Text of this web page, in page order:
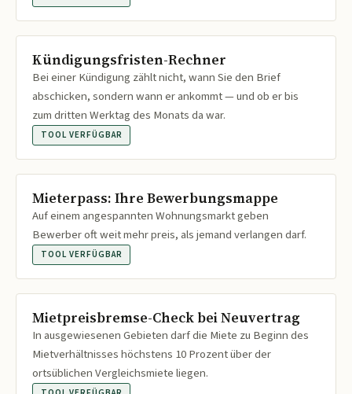
Kündigungsfristen-Rechner
Bei einer Kündigung zählt nicht, wann Sie den Brief
abschicken, sondern wann er ankommt — und ob er bis
zum dritten Werktag des Monats da war.
TOOL VERFÜGBAR
Mieterpass: Ihre Bewerbungsmappe
Auf einem angespannten Wohnungsmarkt geben
Bewerber oft weit mehr preis, als jemand verlangen darf.
TOOL VERFÜGBAR
Mietpreisbremse-Check bei Neuvertrag
In ausgewiesenen Gebieten darf die Miete zu Beginn des
Mietverhältnisses höchstens 10 Prozent über der
ortsüblichen Vergleichsmiete liegen.